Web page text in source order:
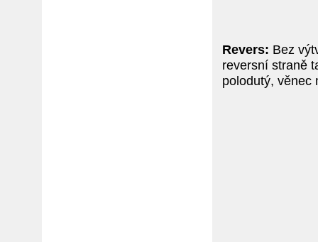
Revers: Bez
reversní straně
polodutý, věnec